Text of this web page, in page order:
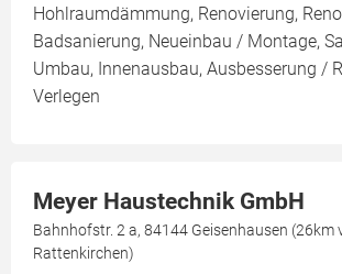
Hohlraumdämmung, Renovierung,
Badsanierung, Neueinbau / Montage,
Umbau, Innenausbau, Ausbesserung /
Verlegen
Meyer Haustechnik GmbH
Bahnhofstr. 2 a, 84144 Geisenhausen (26km
Rattenkirchen)